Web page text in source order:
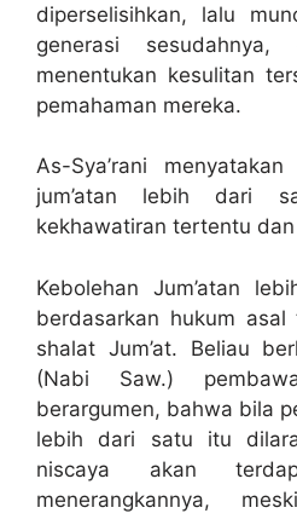
diperselisihkan, lalu
generasi
menentukan kesulitan
pemahaman mereka.
As-Sya’rani
jum’atan lebih dari
kekhawatiran tertentu
Kebolehan Jum’atan
berdasarkan hukum asal
shalat Jum’at. Beliau
(Nabi Saw.)
berargumen, bahwa bila
lebih dari satu itu
niscaya akan
menerangkannya,